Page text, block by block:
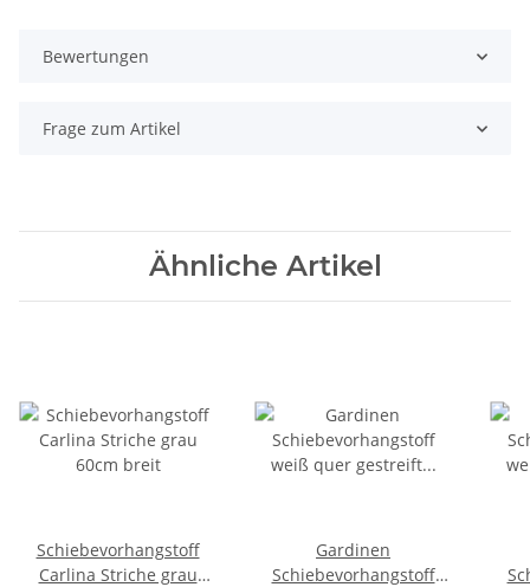
Bewertungen
Frage zum Artikel
Ähnliche Artikel
Schiebevorhangstoff
Carlina Striche grau
Gardinen
Schiebevorhangstoff